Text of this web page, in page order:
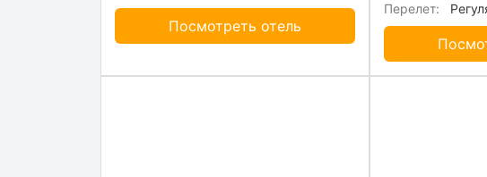
Посмотреть отель
Перелет: